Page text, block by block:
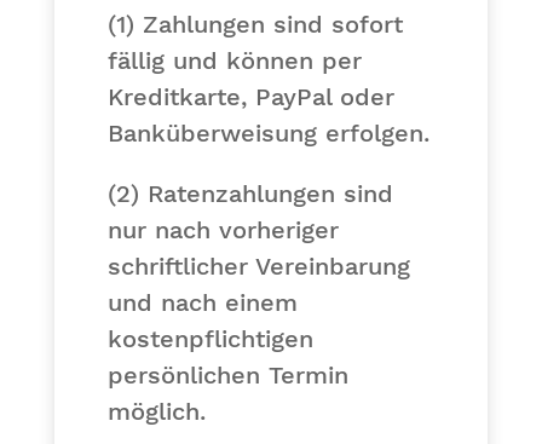
(1) Zahlungen sind sofort
fällig und können per
Kreditkarte, PayPal oder
Banküberweisung erfolgen.
(2) Ratenzahlungen sind
nur nach vorheriger
schriftlicher Vereinbarung
und nach einem
kostenpflichtigen
persönlichen Termin
möglich.